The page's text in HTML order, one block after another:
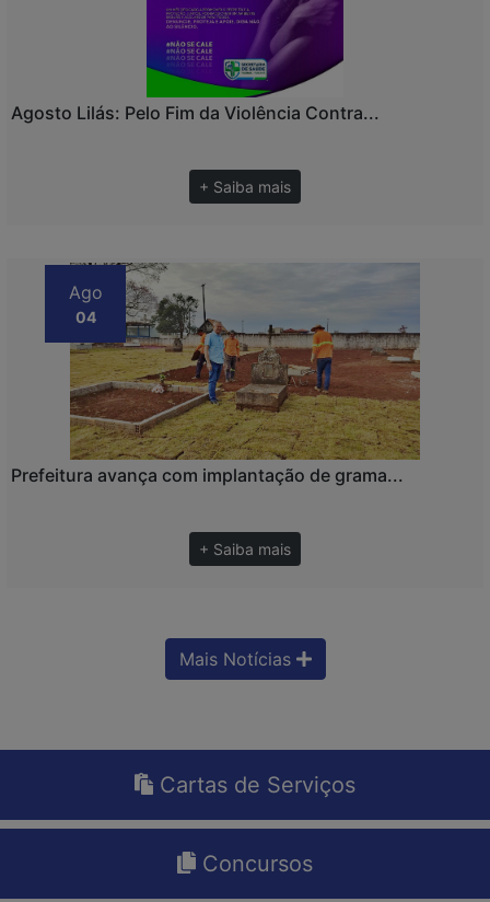
Agosto Lilás: Pelo Fim da Violência Contra...
+ Saiba mais
Ago
04
Prefeitura avança com implantação de grama...
+ Saiba mais
Mais Notícias
Cartas de Serviços
Concursos